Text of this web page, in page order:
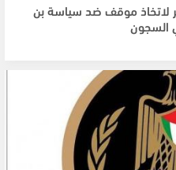
لاتخاذ موقف ضد سياسة بن
السجون